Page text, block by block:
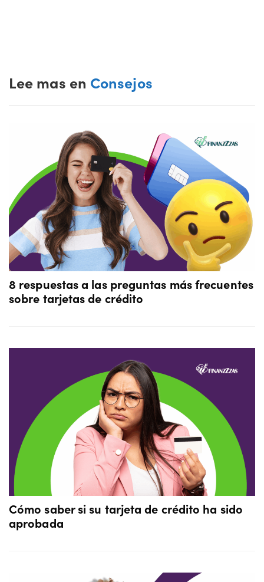
Lee mas en Consejos
8 respuestas a las preguntas más frecuentes
sobre tarjetas de crédito
Cómo saber si su tarjeta de crédito ha sido
aprobada